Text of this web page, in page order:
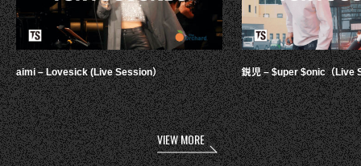
aimi – Lovesick (Live Session） 鋭児 – $uper $onic（Live
VIEW MORE